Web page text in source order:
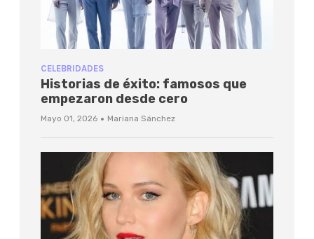
CELEBRIDADES
Historias de éxito: famosos que
empezaron desde cero
Mayo 01, 2026 · Mariana Sánchez